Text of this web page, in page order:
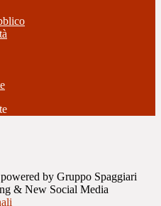
by Gruppo Spaggiari
& New Social Media